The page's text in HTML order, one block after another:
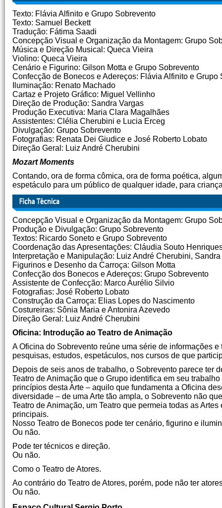
Texto: Flávia Alfinito e Grupo Sobrevento
Texto: Samuel Beckett
Tradução: Fátima Saadi
Concepção Visual e Organização da Montagem: Grupo
Música e Direção Musical: Queca Vieira
Violino: Queca Vieira
Cenário e Figurino: Gilson Motta e Grupo Sobrevento
Confecção de Bonecos e Adereços: Flávia Alfinito e Grupo
Iluminação: Renato Machado
Cartaz e Projeto Gráfico: Miguel Vellinho
Direção de Produção: Sandra Vargas
Produção Executiva: Maria Clara Magalhães
Assistentes: Clélia Cherubini e Lucia Erceg
Divulgação: Grupo Sobrevento
Fotografias: Renata Dei Giudice e José Roberto Lobato
Direção Geral: Luiz André Cherubini
Mozart Moments
Contando, ora de forma cômica, ora de forma poética,
espetáculo para um público de qualquer idade, para
Concepção Visual e Organização da Montagem: Grupo
Produção e Divulgação: Grupo Sobrevento
Textos: Ricardo Soneto e Grupo Sobrevento
Coordenação das Apresentações: Cláudia Souto
Interpretação e Manipulação: Luiz André Cherubini,
Figurinos e Desenho da Carroça: Gilson Motta
Confecção dos Bonecos e Adereços: Grupo Sobrevento
Assistente de Confecção: Marco Aurélio Silvio
Fotografias: José Roberto Lobato
Construção da Carroça: Elias Lopes do Nascimento
Costureiras: Sônia Maria e Antonira Azevedo
Direção Geral: Luiz André Cherubini
Oficina: Introdução ao Teatro de Animação
A Oficina do Sobrevento reúne uma série de informações
pesquisas, estudos, espetáculos, nos cursos de que
Depois de seis anos de trabalho, o Sobrevento parece ter
Teatro de Animação que o Grupo identifica em seu
princípios desta Arte – aquilo que fundamenta a Oficina
diversidade – de uma Arte tão ampla, o Sobrevento não
Teatro de Animação, um Teatro que permeia todas as
principais.
Nosso Teatro de Bonecos pode ter cenário, figurino e
Ou não.
Pode ter técnicos e direção.
Ou não.
Como o Teatro de Atores.
Ao contrário do Teatro de Atores, porém, pode não ter
Ou não.